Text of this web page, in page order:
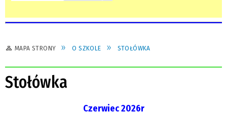
MAPA STRONY O SZKOLE STOŁÓWKA
Stołówka
Czerwiec 2026r